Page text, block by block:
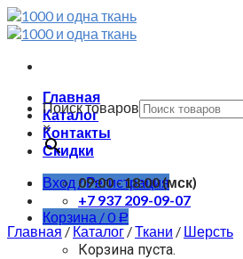
Skip
to
Главная
Каталог
Контакты
Скидки
Вход / Регистрация
Корзина /0 Р
Корзина пуста.
Поиск товаров
×
09:00 - 18:00 (мск)
+7 937 209-09-07
Главная/Каталог/Ткани / Шерсть